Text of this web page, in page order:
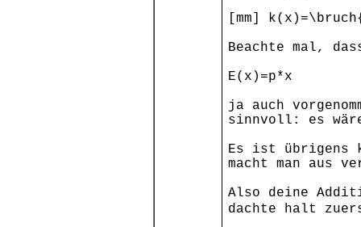
[mm]
Beachte mal,
E(x)=p*x
ja auch
sinnvoll: es
Es ist übrigens
macht man aus
Also deine
dachte halt